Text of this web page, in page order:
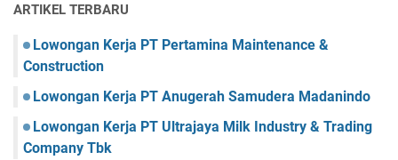
ARTIKEL TERBARU
Lowongan Kerja PT Pertamina Maintenance &
Construction
Lowongan Kerja PT Anugerah Samudera Madanindo
Lowongan Kerja PT Ultrajaya Milk Industry & Trading
Company Tbk